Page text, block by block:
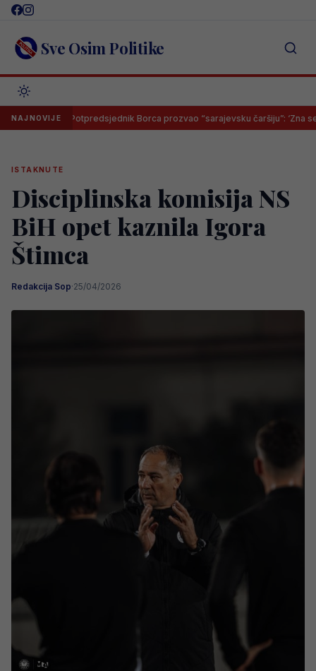
Skip
content Sve Osim Politike
NAJNOVIJE
Potpredsjednik Borca prozvao “sarajevsku čaršiju”: ‘Zna se šta njih
ISTAKNUTE
Disciplinska komisija NS
BiH opet kaznila Igora
Štimca
Redakcija Sop·25/04/2026